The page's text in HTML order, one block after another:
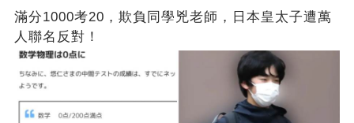
滿分1000考20，欺負同學兇老師，日本皇太子遭萬
人聯名反對！